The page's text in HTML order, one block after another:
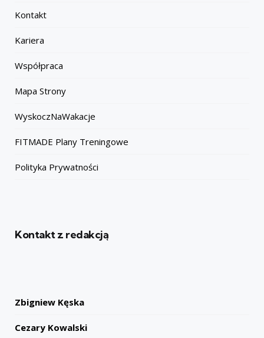
Kontakt
Kariera
Współpraca
Mapa Strony
WyskoczNaWakacje
FITMADE Plany Treningowe
Polityka Prywatności
Kontakt z redakcją
Zbigniew Kęska
Cezary Kowalski